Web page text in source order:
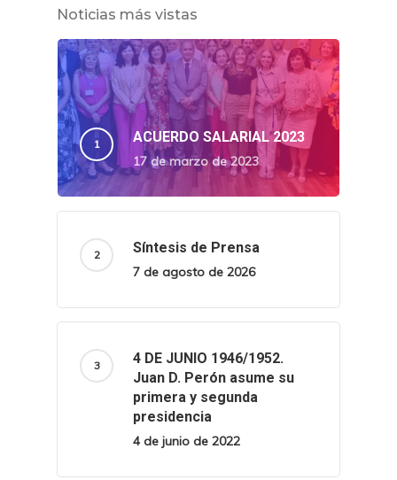
Noticias más vistas
ACUERDO SALARIAL 2023
17 de marzo de 2023
Síntesis de Prensa
7 de agosto de 2026
4 DE JUNIO 1946/1952.
Juan D. Perón asume su
primera y segunda
presidencia
4 de junio de 2022